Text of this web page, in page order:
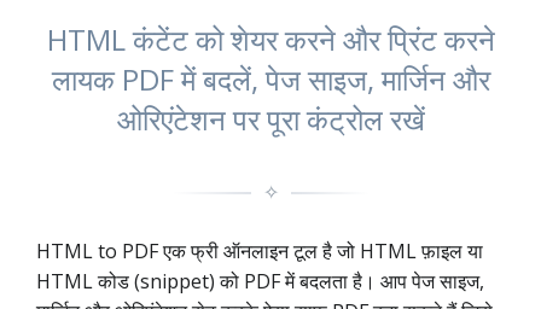
HTML कंटेंट को शेयर करने और प्रिंट करने
लायक PDF में बदलें, पेज साइज, मार्जिन और
ओरिएंटेशन पर पूरा कंट्रोल रखें
✧
HTML to PDF एक फ्री ऑनलाइन टूल है जो HTML फ़ाइल या
HTML कोड (snippet) को PDF में बदलता है। आप पेज साइज,